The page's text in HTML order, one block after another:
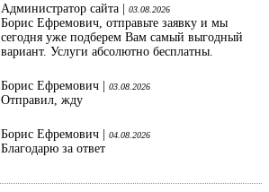
Администратор сайта |
03.08.2026
Борис Ефремович, отправьте заявку и мы
сегодня уже подберем Вам самый выгодный
вариант. Услуги абсолютно бесплатны.
Борис Ефремович | 03.08.2026
Отправил, жду
Борис Ефремович | 04.08.2026
Благодарю за ответ